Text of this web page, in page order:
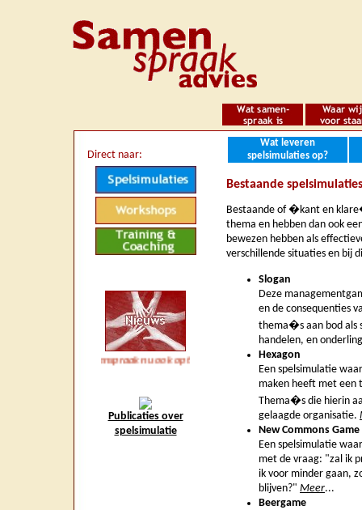
Direct naar:
*** *** Samenspraak nu ook op twitter (Samenspraak) ***
Publicaties over
spelsimulatie
Wat leveren
spelsimulaties op?
Bestaande spelsimulaties
Bestaande of �kant en
thema en hebben dan ook
bewezen hebben als
verschillende situaties en bij
Slogan
Deze
en de consequenties
thema�s aan bod als
handelen, en
Hexagon
Een spelsimulatie
maken heeft met een
Thema�s die hierin
gelaagde organisatie.
New Commons Game
Een spelsimulatie
met de vraag: "zal ik
ik voor minder gaan,
blijven?" Meer...
Beergame